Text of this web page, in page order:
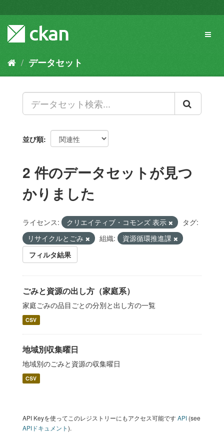
キ
容
データセット
並び順
2 件のデータセットが見つ
かりました
ライセンス: クリエイティブ・コモンズ 表示
タグ:
リサイクルとごみ
組織:
資源循環推進課
フィルタ結果
ごみと資源の出し方（家庭系）
家庭ごみの品目ごとの分別と出し方の一覧
CSV
地域別収集曜日
地域別のごみと資源の収集曜日
CSV
API Keyを使ってこのレジストリーにもアクセス可能ですAPI (see
APIドキュメント).